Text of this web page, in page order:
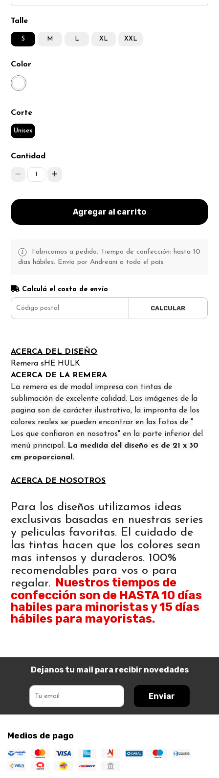
Talle
S M L XL XXL
Color
Corte
Unisex
Cantidad
1
Agregar al carrito
Fabricamos a pedido. Tiempo de confección: hasta 10
días hábiles. Envío por Andreani a todo el país.
Calculá el costo de envío
CALCULAR
ACERCA DEL DISEÑO
Remera sHE HULK
ACERCA DE LA REMERA
La remera es de modal impresa con tintas de
sublimación de excelente calidad. Las imágenes de la
pagina son de carácter ilustrativo, la impronta de los
colores reales se pueden encontrar en las fotos de "
Los que confiaron en nosotros" en la parte inferior del
menú principal.
La medida del diseño es de 21 x 30
cm proporcional.
ACERCA DE NOSOTROS
Para los diseños utilizamos ideas
exclusivas basadas en nuestras series
y películas favoritas. El cuidado de
las tintas hacen que los colores sean
mas intensos y duraderos. 100%
recomendables para vos o para
regalar. Nuestros tiempos de
confección son de HASTA 10 días
habiles para minoristas y 15 días
hábiles para mayoristas.
Dejanos tu mail para recibir novedades
Enviar
Medios de pago